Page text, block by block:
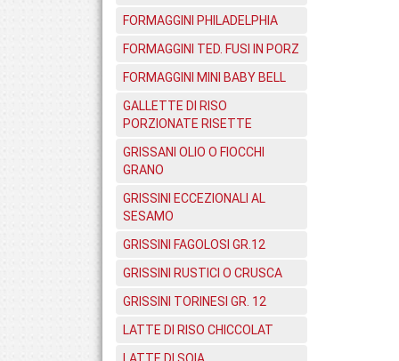
FORMAGGINI PHILADELPHIA
FORMAGGINI TED. FUSI IN PORZ
FORMAGGINI MINI BABY BELL
GALLETTE DI RISO
PORZIONATE RISETTE
GRISSANI OLIO O FIOCCHI
GRANO
GRISSINI ECCEZIONALI AL
SESAMO
GRISSINI FAGOLOSI GR.12
GRISSINI RUSTICI O CRUSCA
GRISSINI TORINESI GR. 12
LATTE DI RISO CHICCOLAT